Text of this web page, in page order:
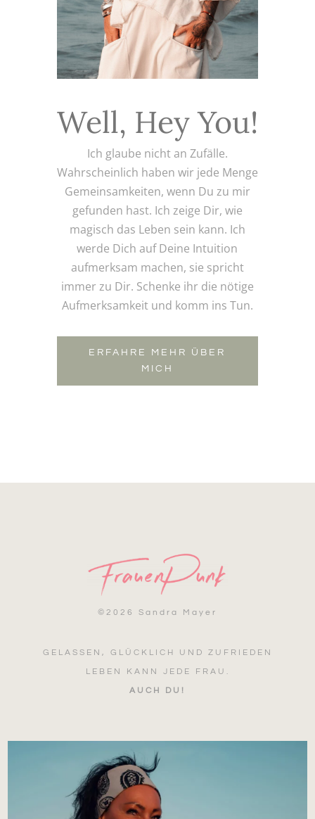
Well, Hey You!
Ich glaube nicht an Zufälle.
Wahrscheinlich haben wir jede Menge
Gemeinsamkeiten, wenn Du zu mir
gefunden hast. Ich zeige Dir, wie
magisch das Leben sein kann. Ich
werde Dich auf Deine Intuition
aufmerksam machen, sie spricht
immer zu Dir. Schenke ihr die nötige
Aufmerksamkeit und komm ins Tun.
ERFAHRE MEHR ÜBER
MICH
© 2026 Sandra Mayer
GELASSEN, GLÜCKLICH UND ZUFRIEDEN
LEBEN KANN JEDE FRAU.
AUCH DU!